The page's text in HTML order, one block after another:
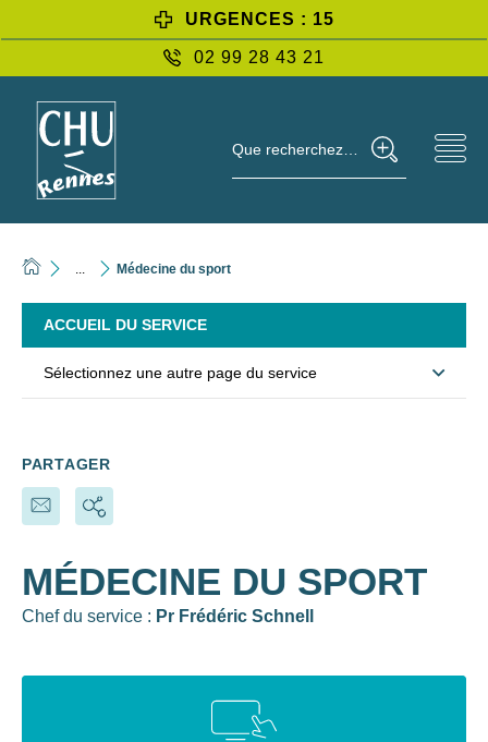
URGENCES : 15
02 99 28 43 21
Que recherchez-vous ?
Médecine du sport
ACCUEIL DU SERVICE
Sélectionnez une autre page du service
MÉDECINE DU SPORT
Chef du service : Pr Frédéric Schnell
PARTAGER